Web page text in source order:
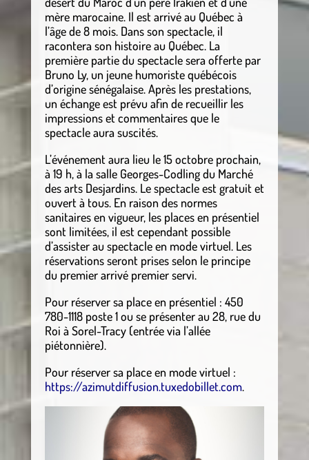
mère marocaine. Il est arrivé au Québec à
l’âge de 8 mois. Dans son spectacle, il
racontera son histoire au Québec. La
première partie du spectacle sera offerte par
Bruno Ly, un jeune humoriste québécois
d’origine sénégalaise. Après les prestations,
un échange est prévu afin de recueillir les
impressions et commentaires que le
spectacle aura suscités.
L’événement aura lieu le 15 octobre prochain,
à 19 h, à la salle Georges-Codling du Marché
des arts Desjardins. Le spectacle est gratuit et
ouvert à tous. En raison des normes
sanitaires en vigueur, les places en présentiel
sont limitées, il est cependant possible
d’assister au spectacle en mode virtuel. Les
réservations seront prises selon le principe
du premier arrivé premier servi.
Pour réserver sa place en présentiel : 450
780-1118 poste 1 ou se présenter au 28, rue du
Roi à Sorel-Tracy (entrée via l’allée
piétonnière).
Pour réserver sa place en mode virtuel :
https://azimutdiffusion.tuxedobillet.com.